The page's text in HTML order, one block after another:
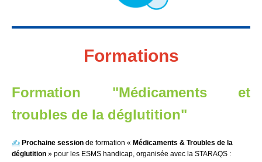
Formations
Formation "Médicaments et
troubles de la déglutition"
✍️ Prochaine session de formation « Médicaments & Troubles de la
déglutition » pour les ESMS handicap, organisée avec la STARAQS :